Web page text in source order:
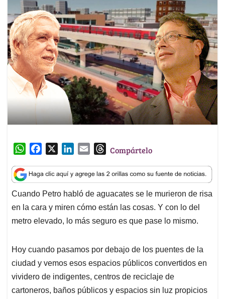
W
a
t
s
A
p
c
e
b
o
o
n
k
e
d
I
a
i
l
T
r
e
a
d
s
Compártelo
Cuando Petro habló de aguacates se le murieron de risa
en la cara y miren cómo están las cosas. Y con lo del
metro elevado, lo más seguro es que pase lo mismo.
Hoy cuando pasamos por debajo de los puentes de la
ciudad y vemos esos espacios públicos convertidos en
vividero de indigentes, centros de reciclaje de
cartoneros, baños públicos y espacios sin luz propicios